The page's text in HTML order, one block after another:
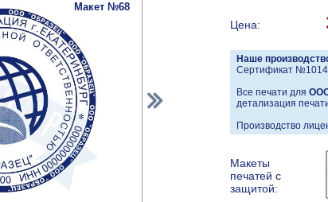
Цена:
Наше
Сертификат
Все печати для
детализация
Производство
Макеты
печатей с
защитой:
Макет №68